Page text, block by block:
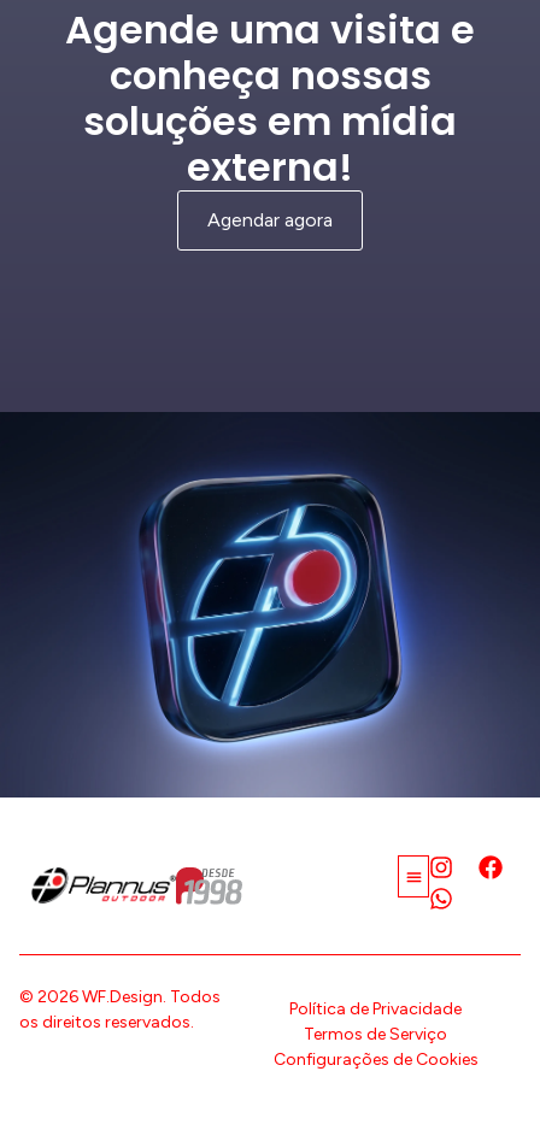
Agende uma visita e
conheça nossas
soluções em mídia
externa!
Agendar agora
© 2026 WF.Design. Todos
os direitos reservados.
Política de Privacidade
Termos de Serviço
Configurações de Cookies